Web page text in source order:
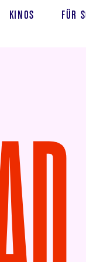
KINOS FÜR